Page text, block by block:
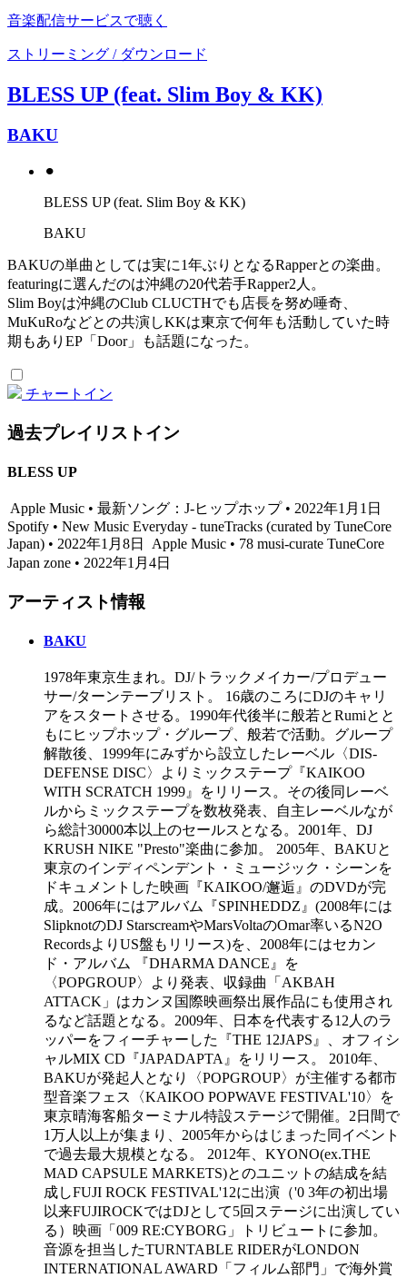
音楽配信サービスで聴く
ストリーミング / ダウンロード
BLESS UP (feat. Slim Boy & KK)
BAKU
⚫︎
BLESS UP (feat. Slim Boy & KK)
BAKU
BAKUの​単曲としては実に1年ぶりとなるRapperとの楽曲。
featuringに選んだのは沖縄の20代若手Rapper2人。
Slim Boyは沖縄のClub CLUCTHでも店長を努め唾奇、
MuKuRoなどとの共演しKKは東京で何年も活動していた時
期もありEP「Door」も話題になった。
チャートイン
過去プレイリストイン
BLESS UP
Apple Music • 最新ソング：J-ヒップホップ • 2022年1月1日
Spotify • New Music Everyday - tuneTracks (curated by TuneCore
Japan) • 2022年1月8日
Apple Music • 78 musi-curate TuneCore
Japan zone • 2022年1月4日
アーティスト情報
BAKU
1978年東京生まれ。DJ/トラックメイカー/プロデュー
サー/ターンテーブリスト。 16歳のころにDJのキャリ
アをスタートさせる。1990年代後半に般若とRumiとと
もにヒップホップ・グループ、般若で活動。グループ
解散後、1999年にみずから設立したレーベル〈DIS-
DEFENSE DISC〉よりミックステープ『KAIKOO
WITH SCRATCH 1999』をリリース。その後同レーベ
ルからミックステープを数枚発表、自主レーベルなが
ら総計30000本以上のセールスとなる。2001年、DJ
KRUSH NIKE "Presto"楽曲に参加。 2005年、BAKUと
東京のインディペンデント・ミュージック・シーンを
ドキュメントした映画『KAIKOO/邂逅』のDVDが完
成。2006年にはアルバム『SPINHEDDZ』(2008年には
SlipknotのDJ StarscreamやMarsVoltaのOmar率いるN2O
RecordsよりUS盤もリリース)を、2008年にはセカン
ド・アルバム 『DHARMA DANCE』を
〈POPGROUP〉より発表、収録曲「AKBAH
ATTACK」はカンヌ国際映画祭出展作品にも使用され
るなど話題となる。2009年、日本を代表する12人のラ
ッパーをフィーチャーした『THE 12JAPS』、オフィシ
ャルMIX CD『JAPADAPTA』をリリース。 2010年、
BAKUが発起人となり〈POPGROUP〉が主催する都市
型音楽フェス〈KAIKOO POPWAVE FESTIVAL'10〉を
東京晴海客船ターミナル特設ステージで開催。2日間で
1万人以上が集まり、2005年からはじまった同イベント
で過去最大規模となる。 2012年、KYONO(ex.THE
MAD CAPSULE MARKETS)とのユニットの結成を結
成しFUJI ROCK FESTIVAL'12に出演（'0 3年の初出場
以来FUJIROCKではDJとして5回ステージに出演してい
る）映画「009 RE:CYBORG」トリビュートに参加。
音源を担当したTURNTABLE RIDERがLONDON
INTERNATIONAL AWARD「フィルム部門」で海外賞